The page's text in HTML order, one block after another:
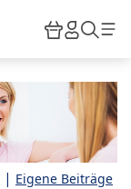
HiPP
| Eigene Beiträge